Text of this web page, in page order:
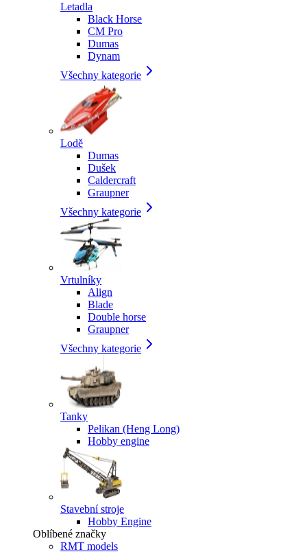
Letadla
Black Horse
CM Pro
Dumas
Dynam
Všechny kategorie
Lodě
Dumas
Dušek
Caldercraft
Graupner
Všechny kategorie
Vrtulníky
Align
Blade
Double horse
Graupner
Všechny kategorie
Tanky
Pelikan (Heng Long)
Hobby engine
Stavební stroje
Hobby Engine
Oblíbené značky
RMT models